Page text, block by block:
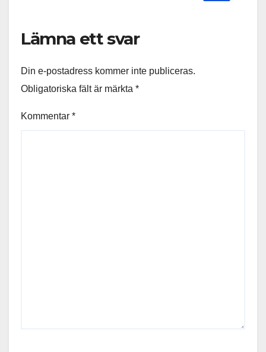
Lämna ett svar
Din e-postadress kommer inte publiceras.
Obligatoriska fält är märkta *
Kommentar *